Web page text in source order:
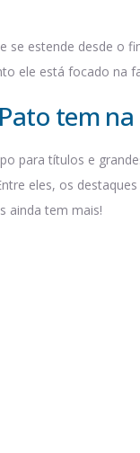
estende desde o
ele está focado na
tem na
para títulos e
eles, os
ainda tem mais!